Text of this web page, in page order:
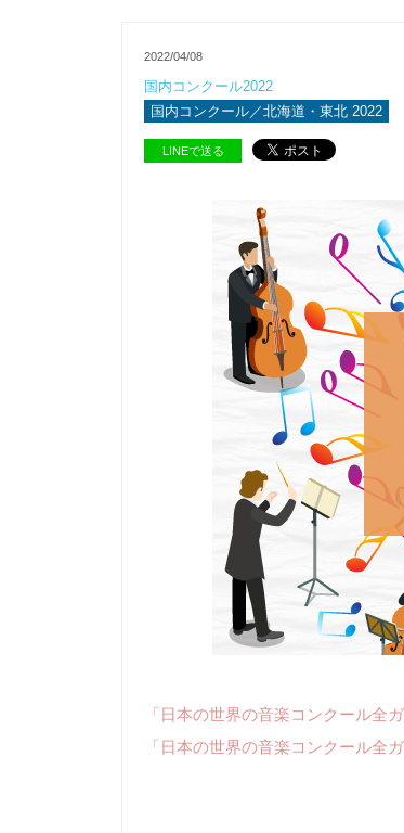
2022/04/08
国内コンクール2022
国内コンクール／北海道・東北 2022
LINEで送る
「日本の世界の音楽コンクール全
「日本の世界の音楽コンクール全